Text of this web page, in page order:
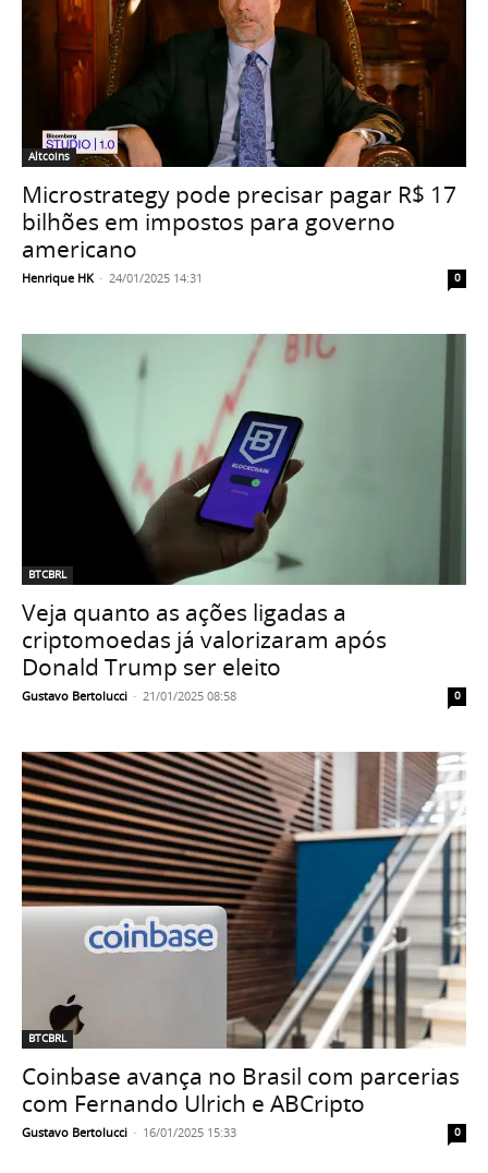
Altcoins
Microstrategy pode precisar pagar R$ 17
bilhões em impostos para governo
americano
Henrique HK - 24/01/2025 14:31 0
BTCBRL
Veja quanto as ações ligadas a
criptomoedas já valorizaram após
Donald Trump ser eleito
Gustavo Bertolucci - 21/01/2025 08:58 0
BTCBRL
Coinbase avança no Brasil com parcerias
com Fernando Ulrich e ABCripto
Gustavo Bertolucci - 16/01/2025 15:33 0